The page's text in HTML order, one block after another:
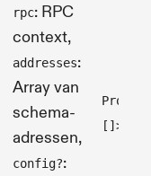
rpc: RPC
context,
addresses:
Array van
schema-
adressen,
config?:
[]>